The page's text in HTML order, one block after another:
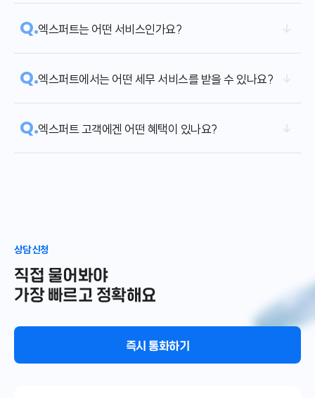
Q.엑스퍼트는 어떤 서비스인가요?
Q.엑스퍼트에서는 어떤 세무 서비스를 받을 수 있나요?
Q.엑스퍼트 고객에겐 어떤 혜택이 있나요?
상담 신청
직접 물어봐야
가장 빠르고 정확해요
즉시 통화하기